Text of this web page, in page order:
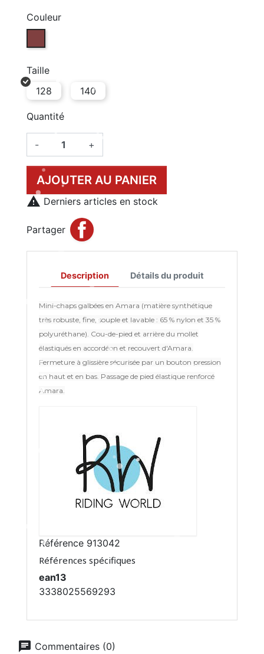
Couleur
BRUN (004)
Taille
128
140
Quantité
- +
AJOUTER AU PANIER
 Derniers articles en stock
Partager
Description Détails du produit
Mini-chaps galbées en Amara (matière synthétique
très robuste, fine, souple et lavable : 65 % nylon et 35 %
polyuréthane). Cou-de-pied et arrière du mollet
élastiqués en accordéon et recouvert d'Amara.
Fermeture à glissière sécurisée par un bouton pression
en haut et en bas. Passage de pied élastique renforcé
Amara.
Référence 913042
Références spécifiques
ean13
3338025569293
chat Commentaires (0)